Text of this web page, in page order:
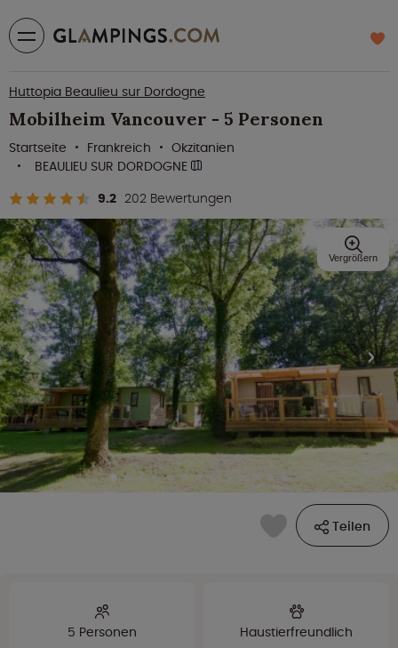
Huttopia Beaulieu sur Dordogne
Mobilheim Vancouver - 5 Personen
9.2 202 Bewertungen
Startseite Frankreich
Okzitanien
BEAULIEU SUR DORDOGNE
Teilen
Vergrößern
5 Personen Haustierfreundlich